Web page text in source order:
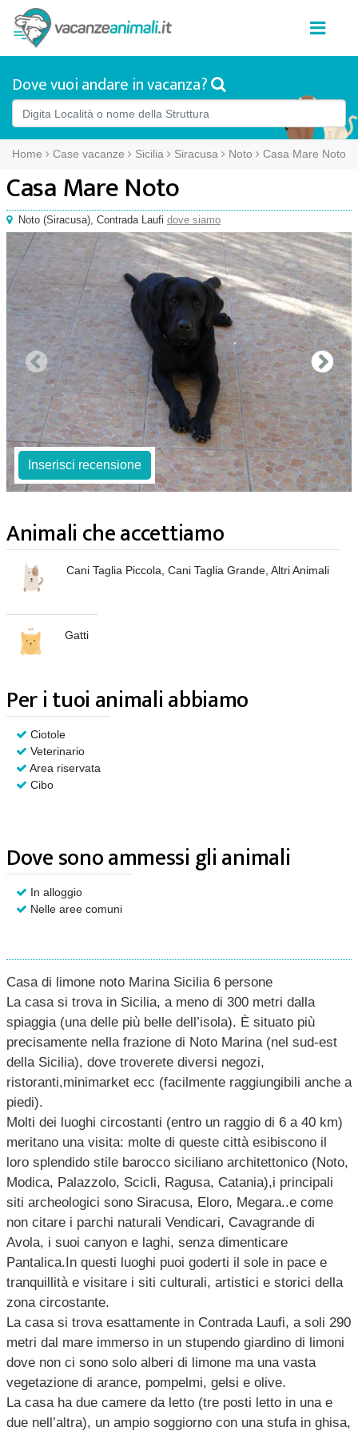
Dove vuoi andare in vacanza?
Home Case vacanze Sicilia Siracusa Noto Casa Mare Noto
Casa Mare Noto
Noto (Siracusa), Contrada Laufi dove siamo
Inserisci recensione
Animali che accettiamo
Cani Taglia Piccola, Cani Taglia Grande, Altri Animali
Gatti
Per i tuoi animali abbiamo
Ciotole
Veterinario
Area riservata
Cibo
Dove sono ammessi gli animali
In alloggio
Nelle aree comuni
Casa di limone noto Marina Sicilia 6 persone
La casa si trova in Sicilia, a meno di 300 metri dalla
spiaggia (una delle più belle dell’isola). È situato più
precisamente nella frazione di Noto Marina (nel sud-est
della Sicilia), dove troverete diversi negozi,
ristoranti,minimarket ecc (facilmente raggiungibili anche a
piedi).
Molti dei luoghi circostanti (entro un raggio di 6 a 40 km)
meritano una visita: molte di queste città esibiscono il
loro splendido stile barocco siciliano architettonico (Noto,
Modica, Palazzolo, Scicli, Ragusa, Catania),i principali
siti archeologici sono Siracusa, Eloro, Megara..e come
non citare i parchi naturali Vendicari, Cavagrande di
Avola, i suoi canyon e laghi, senza dimenticare
Pantalica.In questi luoghi puoi goderti il sole in pace e
tranquillità e visitare i siti culturali, artistici e storici della
zona circostante.
La casa si trova esattamente in Contrada Laufi, a soli 290
metri dal mare immerso in un stupendo giardino di limoni
dove non ci sono solo alberi di limone ma una vasta
vegetazione di arance, pompelmi, gelsi e olive.
La casa ha due camere da letto (tre posti letto in una e
due nell’altra), un ampio soggiorno con una stufa in ghisa,